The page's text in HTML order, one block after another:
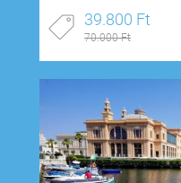
39.800 Ft
70.000 Ft